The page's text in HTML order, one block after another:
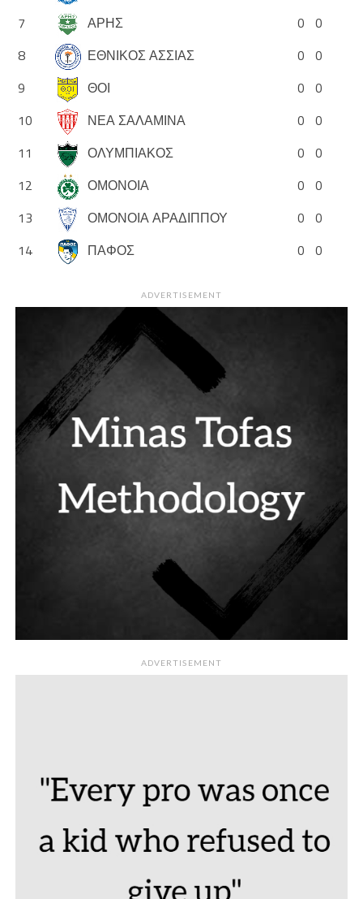
7 ΑΡΗΣ 0 0
8
ΕΘΝΙΚΟΣ ΑΣΣΙΑΣ 0 0
9
ΘΟΙ 0 0
10
ΝΕΑ ΣΑΛΑΜΙΝΑ 0 0
11
ΟΛΥΜΠΙΑΚΟΣ 0 0
12
ΟΜΟΝΟΙΑ 0 0
13
ΟΜΟΝΟΙΑ ΑΡΑΔΙΠΠΟΥ 0 0
14
ΠΑΦΟΣ 0 0
ADVERTISEMENT
ADVERTISEMENT